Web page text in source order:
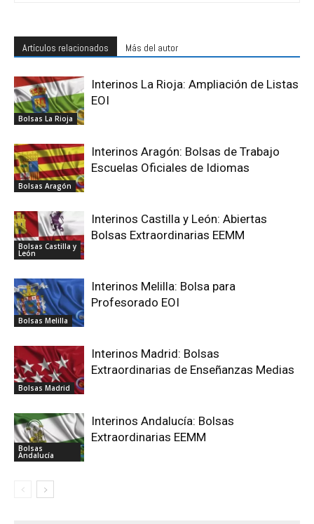
Artículos relacionados Más del autor
Bolsas La Rioja
Interinos La Rioja: Ampliación de Listas
EOI
Bolsas Aragón
Interinos Aragón: Bolsas de Trabajo
Escuelas Oficiales de Idiomas
Bolsas Castilla y
León
Interinos Castilla y León: Abiertas
Bolsas Extraordinarias EEMM
Bolsas Melilla
Interinos Melilla: Bolsa para
Profesorado EOI
Bolsas Madrid
Interinos Madrid: Bolsas
Extraordinarias de Enseñanzas Medias
Bolsas
Andalucía
Interinos Andalucía: Bolsas
Extraordinarias EEMM